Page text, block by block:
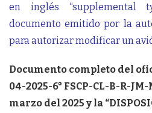
en inglés “supplemental
documento emitido por la
para autorizar modificar un
Documento completo del
04-2025-6° FSCP-CL-B-R-
marzo del 2025 y la